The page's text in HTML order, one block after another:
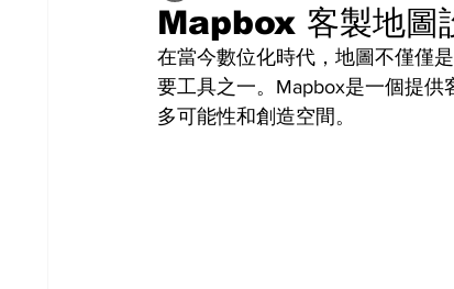
Mapbox 客製地圖
在當今數位化時代，地圖不僅僅
要工具之一。Mapbox是一個提
多可能性和創造空間。